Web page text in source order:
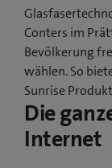
Conters im
Bevölkerung
wählen. So
Sunrise
Die
Internet